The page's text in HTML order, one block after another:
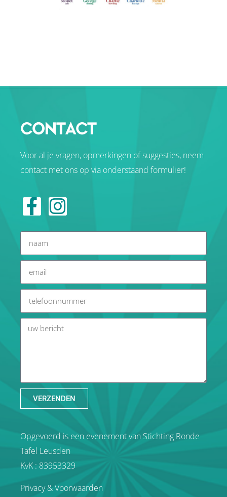
CONTACT
Voor al je vragen, opmerkingen of suggesties, neem
contact met ons op via onderstaand formulier!
VERZENDEN
Opgevoerd is een evenement van Stichting Ronde
Tafel Leusden
KvK : 83953329
Privacy & Voorwaarden